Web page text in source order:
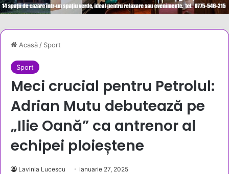
Acasă/ Sport
Sport
Meci crucial pentru Petrolul:
Adrian Mutu debutează pe
„Ilie Oană” ca antrenor al
echipei ploieștene
Lavinia Lucescu ianuarie 27, 2025